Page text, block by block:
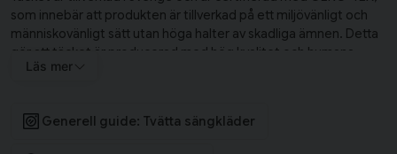
som innebär att produkten är tillverkad på ett miljövänligt och
människovänligt sätt utan höga halter av skadliga ämnen. Detta
gör att täcket är producerad med hög kvalitet och humana
värderingar. Investera i ett dubbeltäcke i en hög kvalitet idag
Täcke Eko 1350g innehåller ett dubbeltäcke i storleken 220x200
Läs mer
Generell guide: Tvätta sängkläder